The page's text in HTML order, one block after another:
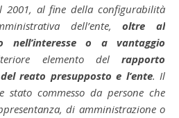
2001, al fine della configurabilità
dell’ente,oltre al
nell’interesse o a vantaggio
elemento del rapporto
reato presupposto e l’ente. Il
stato commesso da persone che
di amministrazione o